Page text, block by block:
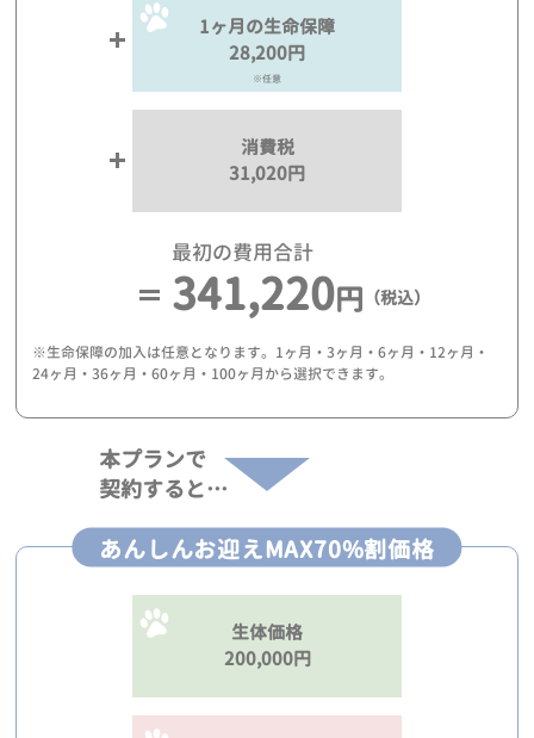
1ヶ月の生命保障
28,200円
※任意
消費税
31,020円
最初の費用合計
341,220円 （税込）
※生命保障の加入は任意となります。1ヶ月・3ヶ月・6ヶ月・12ヶ月・
24ヶ月・36ヶ月・60ヶ月・100ヶ月から選択できます。
本プランで
契約すると…
あんしんお迎えMAX70%割価格
生体価格
200,000円